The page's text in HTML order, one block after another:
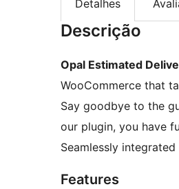
Detalhes
Descrição
Opal Estimated
WooCommerce that
Say goodbye to the
our plugin, you have
Seamlessly
Features